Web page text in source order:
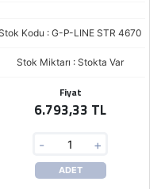
Kodu : G-P-LINE STR 4670
Stok Miktarı : Stokta Var
Fiyat
6.793,33 TL
- +
ADET